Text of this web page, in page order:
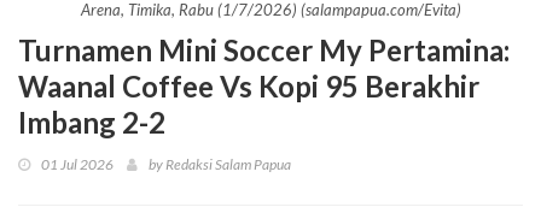
Arena, Timika, Rabu (1/7/2026) (salampapua.com/Evita)
Turnamen Mini Soccer My Pertamina:
Waanal Coffee Vs Kopi 95 Berakhir
Imbang 2-2
01 Jul 2026 by Redaksi Salam Papua